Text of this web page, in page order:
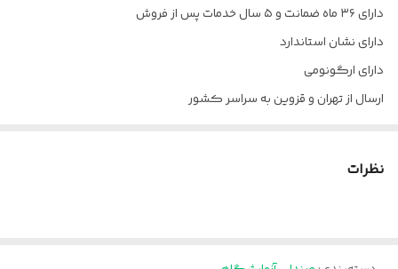
پشتی ندارد
رکاب
نوع رکاب حلقه ای گرد
دارای ۳۶ ماه ضمانت و ۵ سال خدمات پس از فروش
دارای نشان استاندارد
دارای ارگونومی
ارسال از تهران و قزوین به سراسر کشور
نظرات